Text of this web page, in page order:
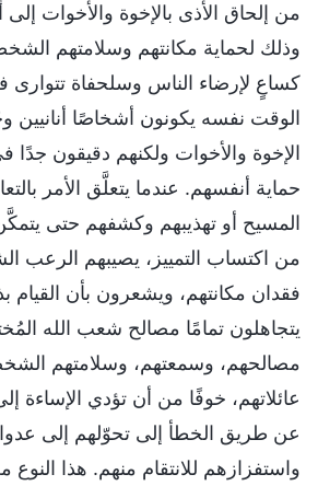
من إلحاق الأذى بالإخوة والأخوات
وذلك لحماية مكانتهم وسلامتهم
كساعٍ لإرضاء الناس وسلحفاة تتوارى
الوقت نفسه يكونون أشخاصًا أنانيين
الإخوة والأخوات ولكنهم دقيقون جدًا
حماية أنفسهم. عندما يتعلَّق الأمر
المسيح أو تهذيبهم وكشفهم حتى
من اكتساب التمييز، يصيبهم الرعب
فقدان مكانتهم، ويشعرون بأن القيام
يتجاهلون تمامًا مصالح شعب الله
مصالحهم، وسمعتهم، وسلامتهم
عائلاتهم، خوفًا من أن تؤدي الإساءة
عن طريق الخطأ إلى تحوّلهم إلى
واستفزازهم للانتقام منهم. هذا النوع